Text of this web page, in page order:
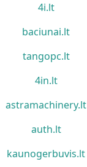
4i.lt
baciunai.lt
tangopc.lt
4in.lt
astramachinery.lt
auth.lt
kaunogerbuvis.lt